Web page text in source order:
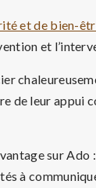
et de bien-
et
de leur appui
sur
à